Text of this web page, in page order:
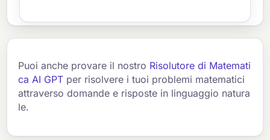
Puoi anche provare il nostro Risolutore di Matemati
ca AI GPT per risolvere i tuoi problemi matematici
attraverso domande e risposte in linguaggio natura
le.